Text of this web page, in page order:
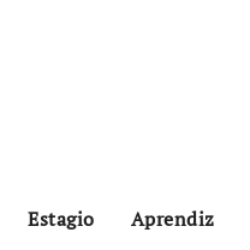
Estagio Aprendiz